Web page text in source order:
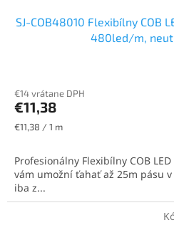
SJ-COB48010 Flexibílny COB
480led/m,
produktu
je
5,0
hviezdičiek.
€14 vrátane DPH
€11,38
Jednotková
€11,38 / 1 m
Profesionálny Flexibílny COB
vám umožní ťahať až 25m pásu
iba z...